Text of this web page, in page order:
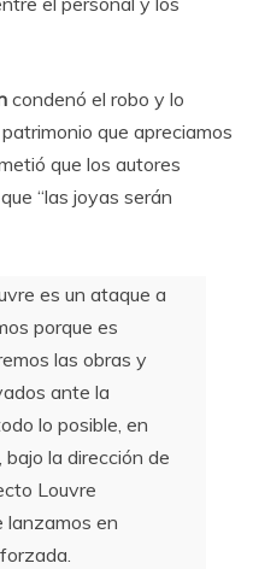
condenó el robo y lo
que apreciamos
que los autores
“las joyas serán
es un ataque a
porque es
las obras y
ante la
lo posible, en
la dirección de
Louvre
lanzamos en